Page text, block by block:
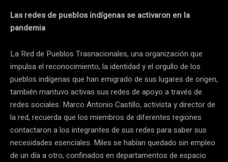
Las redes de pueblos indígenas se activaron en la
pandemia
La Red de Pueblos Trasnacionales, una organización que
impulsa el reconocimiento, la identidad y el orgullo de los
pueblos indígenas que han emigrado de sus lugares de origen,
también mantuvo activas sus redes de apoyo a través de
redes sociales. Marco Antonio Castillo, activista y director de
la red, recuerda que los miembros de diferentes regiones
contactaron a los integrantes de sus redes para saber sus
necesidades esenciales. Miles se habían quedado sin empleo
de un día a otro, confinados en departamentos de espacio